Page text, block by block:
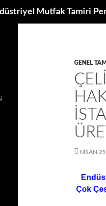
Mutfak Tamiri
GENEL
NISAN
Çok